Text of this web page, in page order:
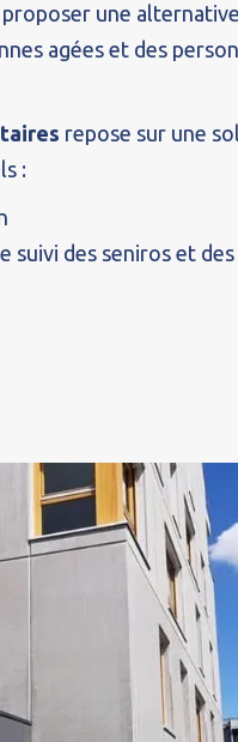
une
agées et des
repose sur une
:
suivi des seniros et